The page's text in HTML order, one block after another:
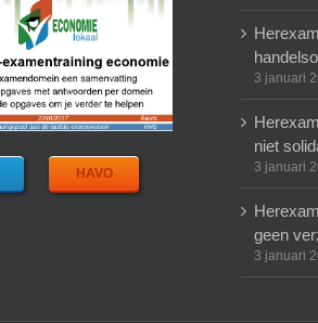
HAVO
3 januari
niet
3 januari
geen
3 januari